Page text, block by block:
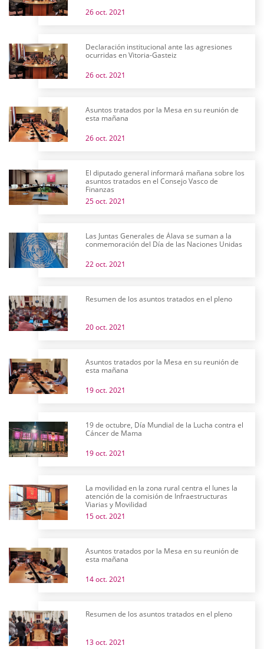
26 oct. 2021
Declaración institucional ante las agresiones
ocurridas en Vitoria-Gasteiz
26 oct. 2021
Asuntos tratados por la Mesa en su reunión de
esta mañana
26 oct. 2021
El diputado general informará mañana sobre los
asuntos tratados en el Consejo Vasco de
Finanzas
25 oct. 2021
Las Juntas Generales de Álava se suman a la
conmemoración del Día de las Naciones Unidas
22 oct. 2021
Resumen de los asuntos tratados en el pleno
20 oct. 2021
Asuntos tratados por la Mesa en su reunión de
esta mañana
19 oct. 2021
19 de octubre, Día Mundial de la Lucha contra el
Cáncer de Mama
19 oct. 2021
La movilidad en la zona rural centra el lunes la
atención de la comisión de Infraestructuras
Viarias y Movilidad
15 oct. 2021
Asuntos tratados por la Mesa en su reunión de
esta mañana
14 oct. 2021
Resumen de los asuntos tratados en el pleno
13 oct. 2021